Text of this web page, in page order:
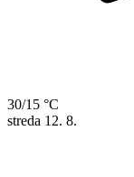
30/15 °C
streda 12. 8.